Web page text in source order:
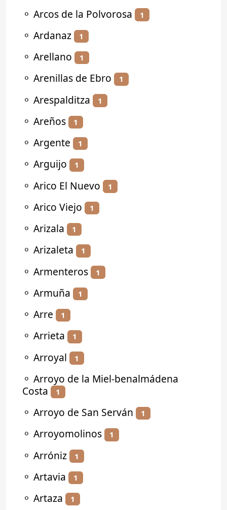
⚬ Arcos de la Polvorosa 1
⚬ Ardanaz 1
⚬ Arellano 1
⚬ Arenillas de Ebro 1
⚬ Arespalditza 1
⚬ Areños 1
⚬ Argente 1
⚬ Arguijo 1
⚬ Arico El Nuevo 1
⚬ Arico Viejo 1
⚬ Arizala 1
⚬ Arizaleta 1
⚬ Armenteros 1
⚬ Armuña 1
⚬ Arre 1
⚬ Arrieta 1
⚬ Arroyal 1
⚬ Arroyo de la Miel-benalmádena
Costa
1
⚬ Arroyo de San Serván 1
⚬ Arroyomolinos 1
⚬ Arróniz 1
⚬ Artavia 1
⚬ Artaza 1